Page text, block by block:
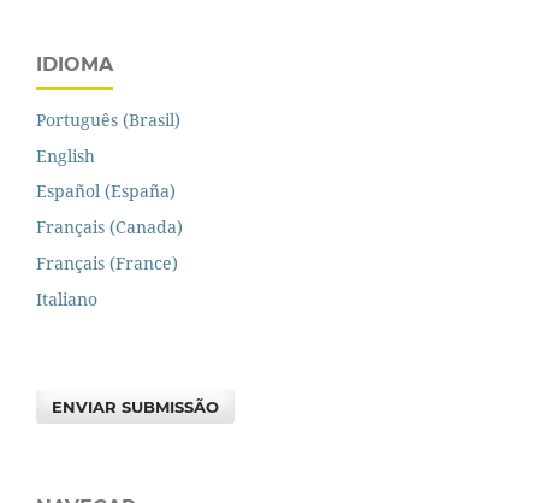
IDIOMA
Português (Brasil)
English
Español (España)
Français (Canada)
Français (France)
Italiano
ENVIAR SUBMISSÃO